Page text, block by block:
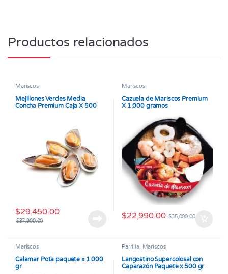
Productos relacionados
Mariscos
Mejillones Verdes Media
Concha Premium Caja X 500
$29,450.00
$37,900.00
Mariscos
Cazuela de Mariscos Premium
X 1.000 gramos
$22,990.00 $35,000.00
Mariscos
Calamar Pota paquete x 1.000
gr
Parrilla, Mariscos
Langostino Supercolosal con
Caparazón Paquete x 500 gr